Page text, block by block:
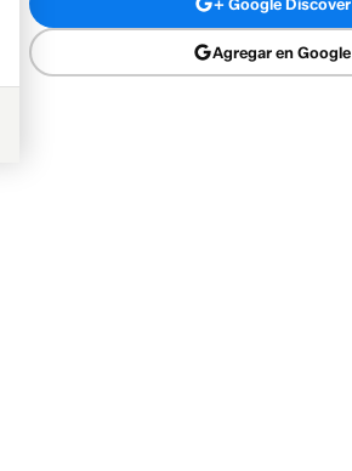
Agregar en Google